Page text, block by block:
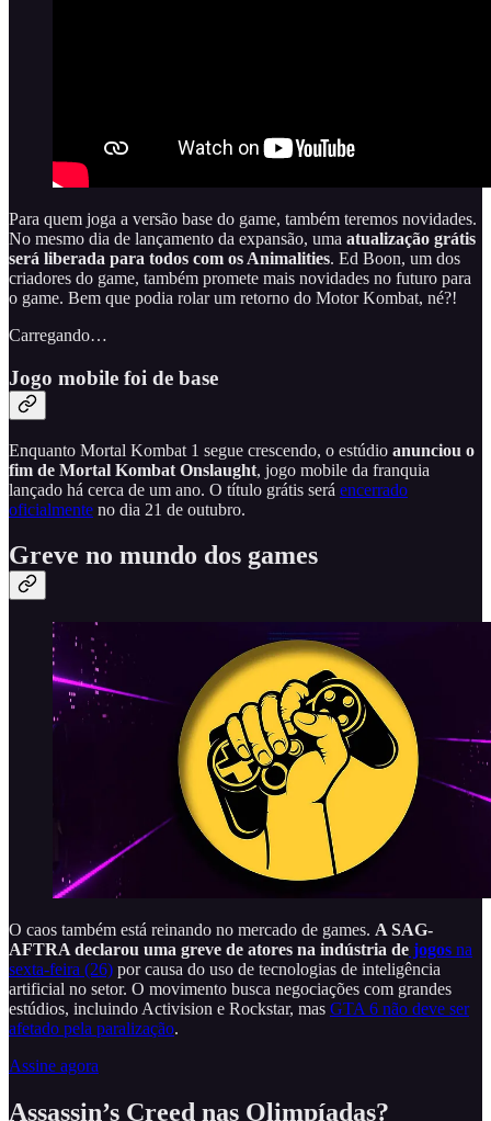
Para quem joga a versão base do game, também teremos novidades.
No mesmo dia de lançamento da expansão, uma atualização grátis
será liberada para todos com os Animalities. Ed Boon, um dos
criadores do game, também promete mais novidades no futuro para
o game. Bem que podia rolar um retorno do Motor Kombat, né?!
Carregando…
Jogo mobile foi de base
Enquanto Mortal Kombat 1 segue crescendo, o estúdio anunciou o
fim de Mortal Kombat Onslaught, jogo mobile da franquia
lançado há cerca de um ano. O título grátis será encerrado
oficialmente no dia 21 de outubro.
Greve no mundo dos games
O caos também está reinando no mercado de games. A SAG-
AFTRA declarou uma greve de atores na indústria de jogos na
sexta-feira (26) por causa do uso de tecnologias de inteligência
artificial no setor. O movimento busca negociações com grandes
estúdios, incluindo Activision e Rockstar, mas GTA 6 não deve ser
afetado pela paralização.
Assine agora
Assassin’s Creed nas Olimpíadas?